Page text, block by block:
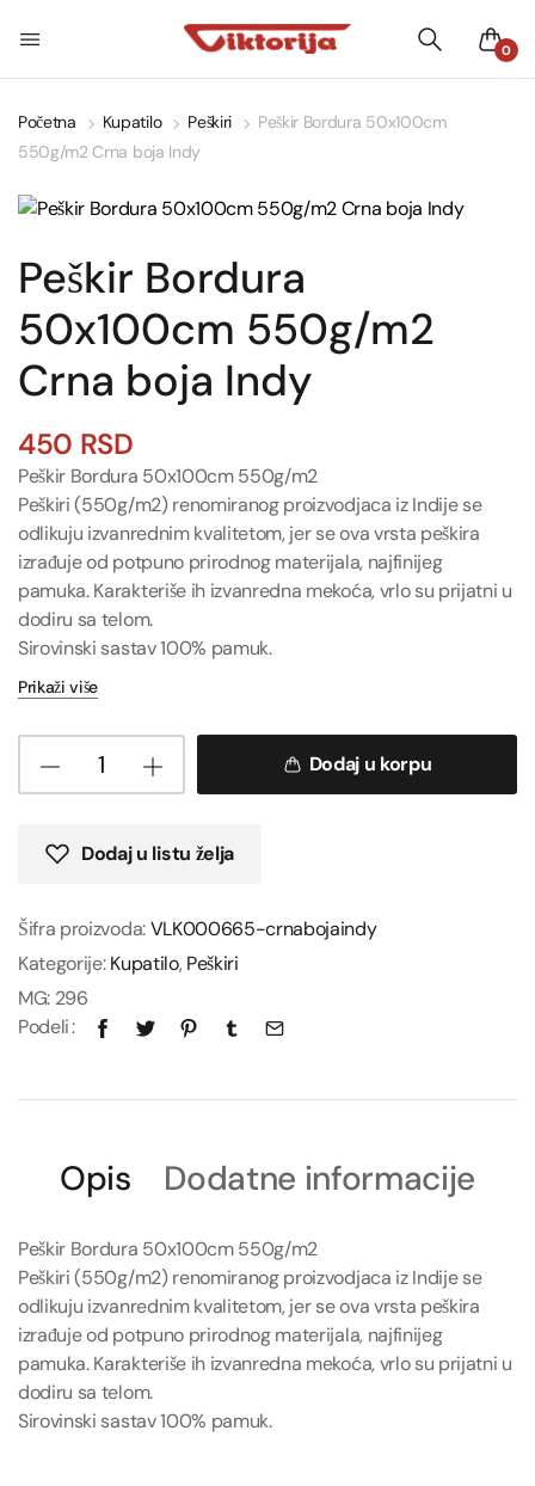
0
Početna Kupatilo Peškiri
Peškir Bordura 50x100cm
550g/m2 Crna boja Indy
Peškir Bordura
50x100cm 550g/m2
Crna boja Indy
450 RSD
Peškir Bordura 50x100cm 550g/m2
Peškiri (550g/m2) renomiranog proizvodjaca iz Indije se
odlikuju izvanrednim kvalitetom, jer se ova vrsta peškira
izrađuje od potpuno prirodnog materijala, najfinijeg
pamuka. Karakteriše ih izvanredna mekoća, vrlo su prijatni u
dodiru sa telom.
Sirovinski sastav 100% pamuk.
Prikaži više
Dodaj u korpu
Dodaj u listu želja
Šifra proizvoda:VLK000665-crnabojaindy
Kategorije:Kupatilo,Peškiri
MG: 296
Podeli
Opis Dodatne informacije
Peškir Bordura 50x100cm 550g/m2
Peškiri (550g/m2) renomiranog proizvodjaca iz Indije se
odlikuju izvanrednim kvalitetom, jer se ova vrsta peškira
izrađuje od potpuno prirodnog materijala, najfinijeg
pamuka. Karakteriše ih izvanredna mekoća, vrlo su prijatni u
dodiru sa telom.
Sirovinski sastav 100% pamuk.